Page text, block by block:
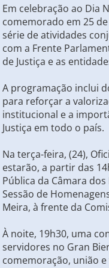
Em celebração ao Dia
comemorado em 25
série de atividades
com a Frente
de Justiça e as
A programação inclui
para reforçar a
institucional e a
Justiça em todo o país.
Na terça-feira, (24),
estarão, a partir das
Pública da Câmara
Sessão de
Meira, à frente da
À noite, 19h30, uma
servidores no Gran
comemoração, união